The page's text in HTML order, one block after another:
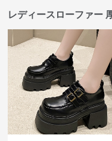
レディースローファー